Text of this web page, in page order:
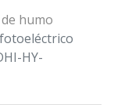
humo
HY-